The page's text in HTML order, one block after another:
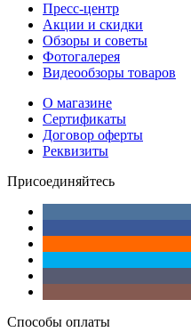
Пресс-центр
Акции и скидки
Обзоры и советы
Фотогалерея
Видеообзоры товаров
О магазине
Сертификаты
Договор оферты
Реквизиты
Присоединяйтесь
Способы оплаты